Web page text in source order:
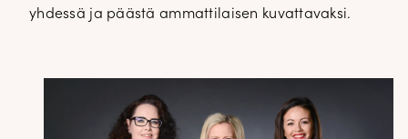
yhdessä ja päästä ammattilaisen kuvattavaksi.